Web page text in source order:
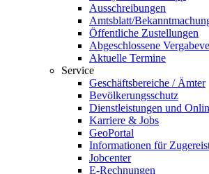
Ausschreibungen
Amtsblatt/
Öffentliche Zustellungen
Abgeschlossene
Aktuelle Termine
Service
Geschäftsbereiche / Ämter
Bevölkerungsschutz
Dienstleistungen und
Karriere & Jobs
GeoPortal
Informationen für
Jobcenter
E-Rechnungen